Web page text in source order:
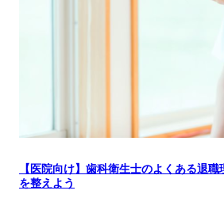
【医院向け】歯科衛生士のよくある退
を整えよう